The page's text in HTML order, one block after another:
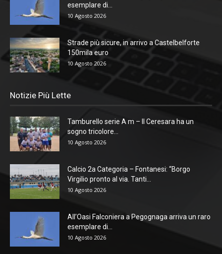
esemplare di...
10 Agosto 2026
Strade più sicure, in arrivo a Castelbelforte
150mila euro
10 Agosto 2026
Notizie Più Lette
Tamburello serie A m – Il Ceresara ha un
sogno tricolore...
10 Agosto 2026
Calcio 2a Categoria – Fontanesi: “Borgo
Virgilio pronto al via. Tanti...
10 Agosto 2026
All’Oasi Falconiera a Pegognaga arriva un raro
esemplare di...
10 Agosto 2026